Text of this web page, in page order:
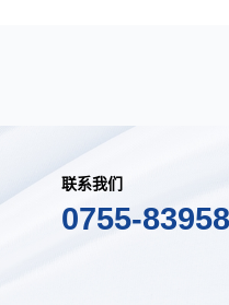
联系我们
0755-